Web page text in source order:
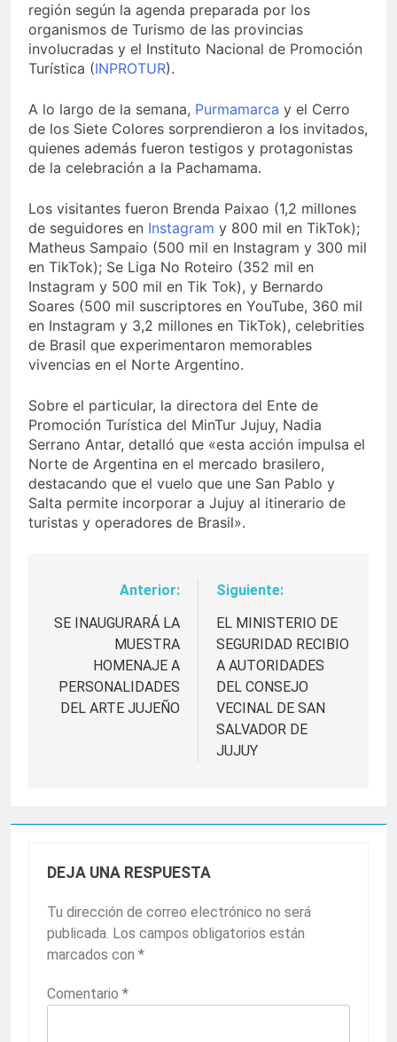
región según la agenda preparada por los
organismos de Turismo de las provincias
involucradas y el Instituto Nacional de Promoción
Turística (INPROTUR).
A lo largo de la semana, Purmamarca y el Cerro
de los Siete Colores sorprendieron a los invitados,
quienes además fueron testigos y protagonistas
de la celebración a la Pachamama.
Los visitantes fueron Brenda Paixao (1,2 millones
de seguidores en Instagram y 800 mil en TikTok);
Matheus Sampaio (500 mil en Instagram y 300 mil
en TikTok); Se Liga No Roteiro (352 mil en
Instagram y 500 mil en Tik Tok), y Bernardo
Soares (500 mil suscriptores en YouTube, 360 mil
en Instagram y 3,2 millones en TikTok), celebrities
de Brasil que experimentaron memorables
vivencias en el Norte Argentino.
Sobre el particular, la directora del Ente de
Promoción Turística del MinTur Jujuy, Nadia
Serrano Antar, detalló que «esta acción impulsa el
Norte de Argentina en el mercado brasilero,
destacando que el vuelo que une San Pablo y
Salta permite incorporar a Jujuy al itinerario de
turistas y operadores de Brasil».
Navegación
de
entradas
Anterior:
SE INAUGURARÁ LA
MUESTRA
HOMENAJE A
PERSONALIDADES
DEL ARTE JUJEÑO
Siguiente:
EL MINISTERIO DE
SEGURIDAD RECIBIO
A AUTORIDADES
DEL CONSEJO
VECINAL DE SAN
SALVADOR DE
JUJUY
DEJA UNA RESPUESTA
Tu dirección de correo electrónico no será
publicada. Los campos obligatorios están
marcados con *
Comentario *